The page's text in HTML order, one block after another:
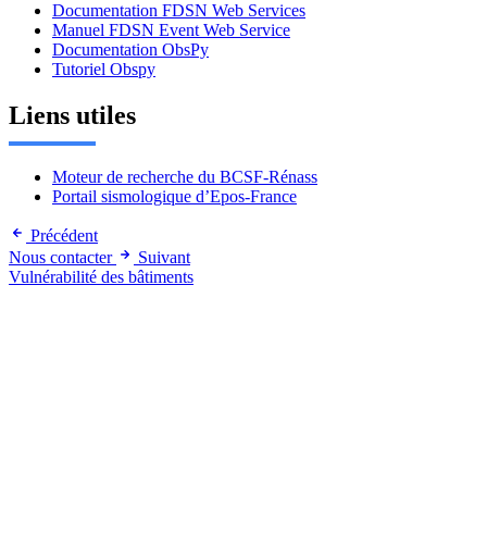
Documentation FDSN Web Services
Manuel FDSN Event Web Service
Documentation ObsPy
Tutoriel Obspy
Liens utiles
Moteur de recherche du BCSF-Rénass
Portail sismologique d’Epos-France
Précédent
Nous contacter
Suivant
Vulnérabilité des bâtiments